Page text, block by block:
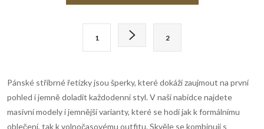
d
a
c
á
n
k
1 2
Pánské stříbrné řetízky jsou šperky, které dokáží zaujmout na první
pohled i jemně doladit každodenní styl. V naší nabídce najdete
masivní modely i jemnější varianty, které se hodí jak k formálnímu
oblečení, tak k volnočasovému outfitu. Skvěle se kombinují s